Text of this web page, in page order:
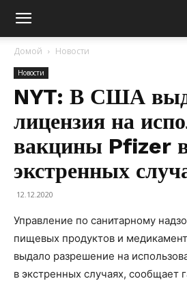
Домой Новости
Новости
NYT: В США
лицензия на
вакцины Pfizer
экстренных
12.12.2020
Управление по санитарному
пищевых продуктов и
выдало разрешение на
в экстренных случаях, сообщает